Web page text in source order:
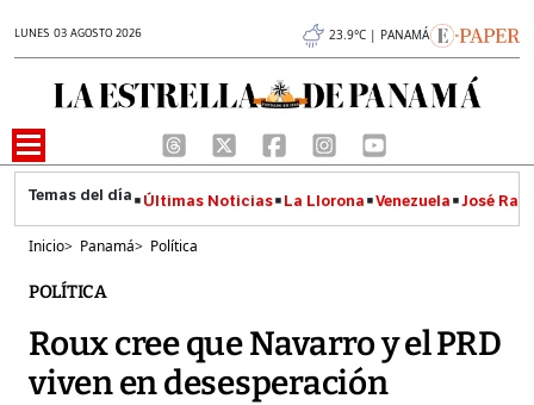
LUNES 03 AGOSTO 2026 23.9°C | PANAMÁ
Últimas Noticias La Llorona Venezuela José
Inicio> Panamá> Política
POLÍTICA
Roux cree que Navarro y el PRD
viven en desesperación